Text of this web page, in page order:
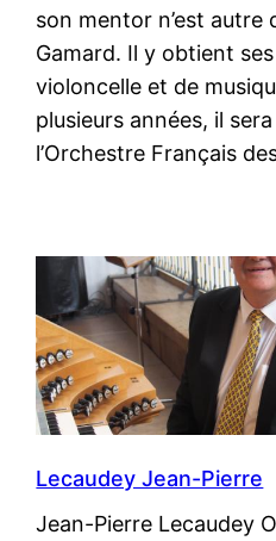
son mentor n’est autre
Gamard. Il y obtient
violoncelle et de
plusieurs années, il
l’Orchestre Français
Lecaudey Jean-Pierre
Jean-Pierre Lecaudey